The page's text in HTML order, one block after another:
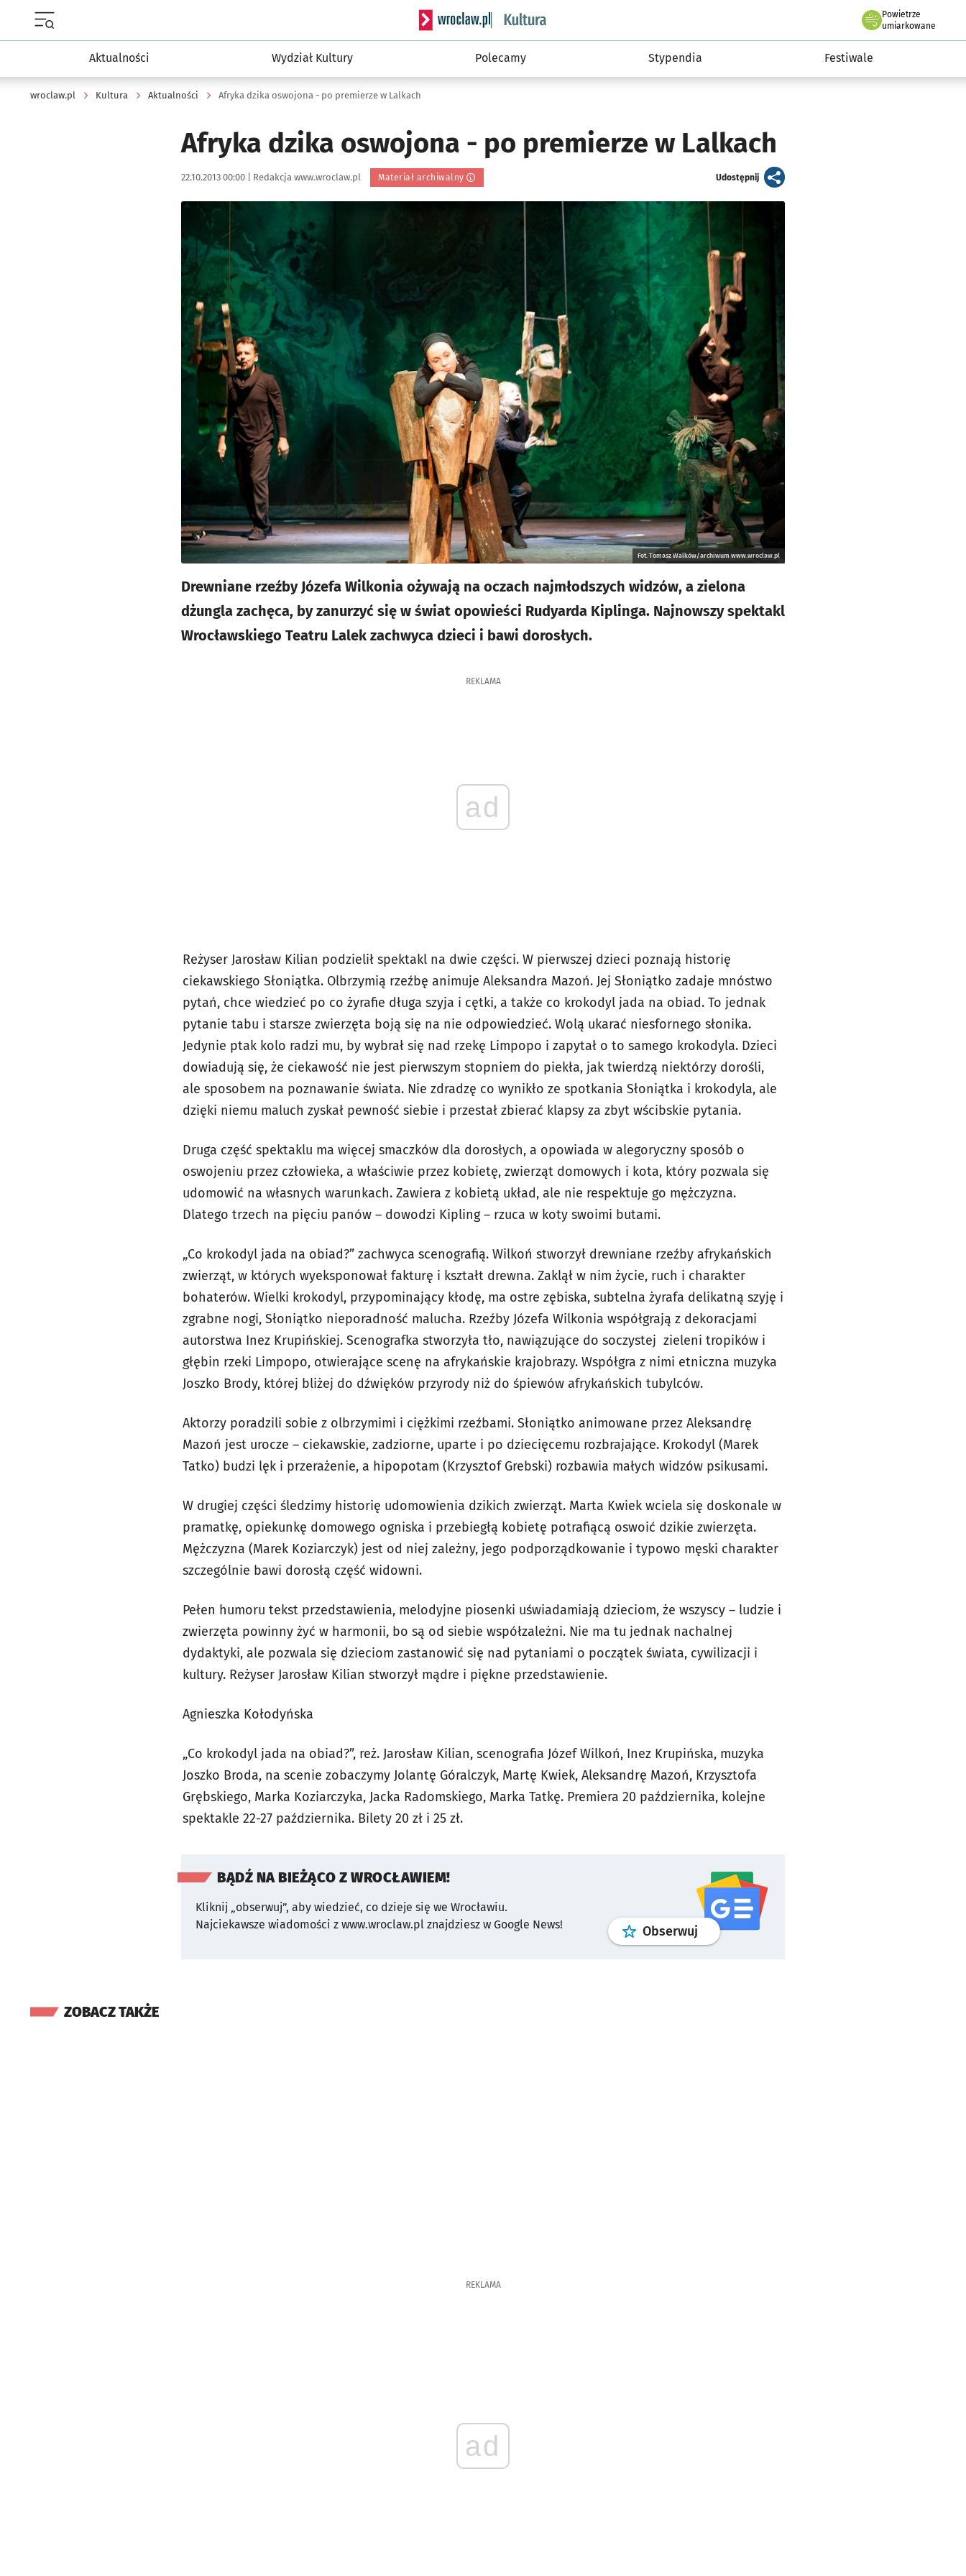
Serwis informacyjny wroclaw.pl podserwis: Kultura
Powietrze
we Wrocławiu
umiarkowane
Aktualności Wydział Kultury Polecamy Stypendia Festiwale
wroclaw.pl Kultura Aktualności Afryka dzika oswojona - po premierze w Lalkach
Afryka dzika oswojona - po premierze w Lalkach
Data publikacji:
22.10.2013 00:00 | Autor:
Redakcja www.wroclaw.pl Materiał archiwalny Udostępnijartykuł
Kliknij, aby powiększyć
Fot. Tomasz Walków/archiwum www.wroclaw.pl
Drewniane rzeźby Józefa Wilkonia ożywają na oczach najmłodszych widzów, a zielona
dżungla zachęca, by zanurzyć się w świat opowieści Rudyarda Kiplinga. Najnowszy spektakl
Wrocławskiego Teatru Lalek zachwyca dzieci i bawi dorosłych.
REKLAMA
ad
Reżyser Jarosław Kilian podzielił spektakl na dwie części. W pierwszej dzieci poznają historię
ciekawskiego Słoniątka. Olbrzymią rzeźbę animuje Aleksandra Mazoń. Jej Słoniątko zadaje mnóstwo
pytań, chce wiedzieć po co żyrafie długa szyja i cętki, a także co krokodyl jada na obiad. To jednak
pytanie tabu i starsze zwierzęta boją się na nie odpowiedzieć. Wolą ukarać niesfornego słonika.
Jedynie ptak kolo radzi mu, by wybrał się nad rzekę Limpopo i zapytał o to samego krokodyla. Dzieci
dowiadują się, że ciekawość nie jest pierwszym stopniem do piekła, jak twierdzą niektórzy dorośli,
ale sposobem na poznawanie świata. Nie zdradzę co wynikło ze spotkania Słoniątka i krokodyla, ale
dzięki niemu maluch zyskał pewność siebie i przestał zbierać klapsy za zbyt wścibskie pytania.
Druga część spektaklu ma więcej smaczków dla dorosłych, a opowiada w alegoryczny sposób o
oswojeniu przez człowieka, a właściwie przez kobietę, zwierząt domowych i kota, który pozwala się
udomowić na własnych warunkach. Zawiera z kobietą układ, ale nie respektuje go mężczyzna.
Dlatego trzech na pięciu panów – dowodzi Kipling – rzuca w koty swoimi butami.
„Co krokodyl jada na obiad?” zachwyca scenografią. Wilkoń stworzył drewniane rzeźby afrykańskich
zwierząt, w których wyeksponował fakturę i kształt drewna. Zaklął w nim życie, ruch i charakter
bohaterów. Wielki krokodyl, przypominający kłodę, ma ostre zębiska, subtelna żyrafa delikatną szyję i
zgrabne nogi, Słoniątko nieporadność malucha. Rzeźby Józefa Wilkonia współgrają z dekoracjami
autorstwa Inez Krupińskiej. Scenografka stworzyła tło, nawiązujące do soczystej zieleni tropików i
głębin rzeki Limpopo, otwierające scenę na afrykańskie krajobrazy. Współgra z nimi etniczna muzyka
Joszko Brody, której bliżej do dźwięków przyrody niż do śpiewów afrykańskich tubylców.
Aktorzy poradzili sobie z olbrzymimi i ciężkimi rzeźbami. Słoniątko animowane przez Aleksandrę
Mazoń jest urocze – ciekawskie, zadziorne, uparte i po dziecięcemu rozbrajające. Krokodyl (Marek
Tatko) budzi lęk i przerażenie, a hipopotam (Krzysztof Grebski) rozbawia małych widzów psikusami.
W drugiej części śledzimy historię udomowienia dzikich zwierząt. Marta Kwiek wciela się doskonale w
pramatkę, opiekunkę domowego ogniska i przebiegłą kobietę potrafiącą oswoić dzikie zwierzęta.
Mężczyzna (Marek Koziarczyk) jest od niej zależny, jego podporządkowanie i typowo męski charakter
szczególnie bawi dorosłą część widowni.
Pełen humoru tekst przedstawienia, melodyjne piosenki uświadamiają dzieciom, że wszyscy – ludzie i
zwierzęta powinny żyć w harmonii, bo są od siebie współzależni. Nie ma tu jednak nachalnej
dydaktyki, ale pozwala się dzieciom zastanowić się nad pytaniami o początek świata, cywilizacji i
kultury. Reżyser Jarosław Kilian stworzył mądre i piękne przedstawienie.
Agnieszka Kołodyńska
„Co krokodyl jada na obiad?”, reż. Jarosław Kilian, scenografia Józef Wilkoń, Inez Krupińska, muzyka
Joszko Broda, na scenie zobaczymy Jolantę Góralczyk, Martę Kwiek, Aleksandrę Mazoń, Krzysztofa
Grębskiego, Marka Koziarczyka, Jacka Radomskiego, Marka Tatkę. Premiera 20 października, kolejne
spektakle 22-27 października. Bilety 20 zł i 25 zł.
BĄDŹ NA BIEŻĄCO Z WROCŁAWIEM!
Kliknij „obserwuj”, aby wiedzieć, co dzieje się we Wrocławiu.
Najciekawsze wiadomości z www.wroclaw.pl znajdziesz w Google News!
Obserwuj profilgoogle news
ZOBACZ TAKŻE
REKLAMA
ad